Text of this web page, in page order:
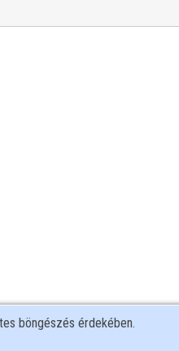
böngészés érdekében.